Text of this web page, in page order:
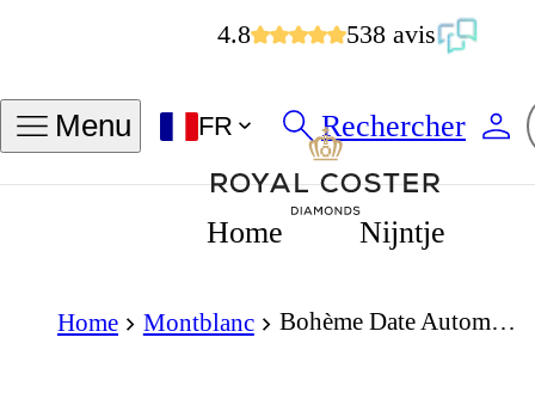
4.8 538 avis
Menu FR Rechercher
Home Nijntje
Home Montblanc